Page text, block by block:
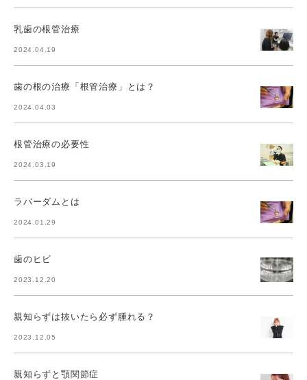
乳歯の根管治療
2024.04.19
歯の根の治療「根管治療」とは？
2024.04.03
根管治療の必要性
2024.03.19
ラバーダムとは
2024.01.29
歯のヒビ
2023.12.20
親知らずは抜いたら必ず腫れる？
2023.12.05
親知らずと顎関節症